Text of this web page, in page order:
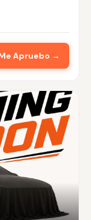
Apruebo →